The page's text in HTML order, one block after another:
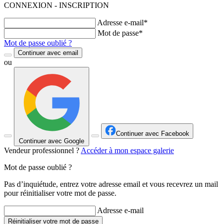
CONNEXION - INSCRIPTION
Adresse e-mail*
Mot de passe*
Mot de passe oublié ?
Continuer avec email
ou
Continuer avec Google
Continuer avec Facebook
Vendeur professionnel ? Accéder à mon espace galerie
Mot de passe oublié ?
Pas d’inquiétude, entrez votre adresse email et vous recevrez un mail
pour réinitialiser votre mot de passe.
Adresse e-mail
Réinitialiser votre mot de passe